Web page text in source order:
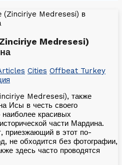
Medresesi)
Cities Offbeat Turkey
Medresesi), также
Исы в честь своего
красивых
части Мардина.
приезжающий в этот по-
не обходится без фотографии,
здесь часто проводятся